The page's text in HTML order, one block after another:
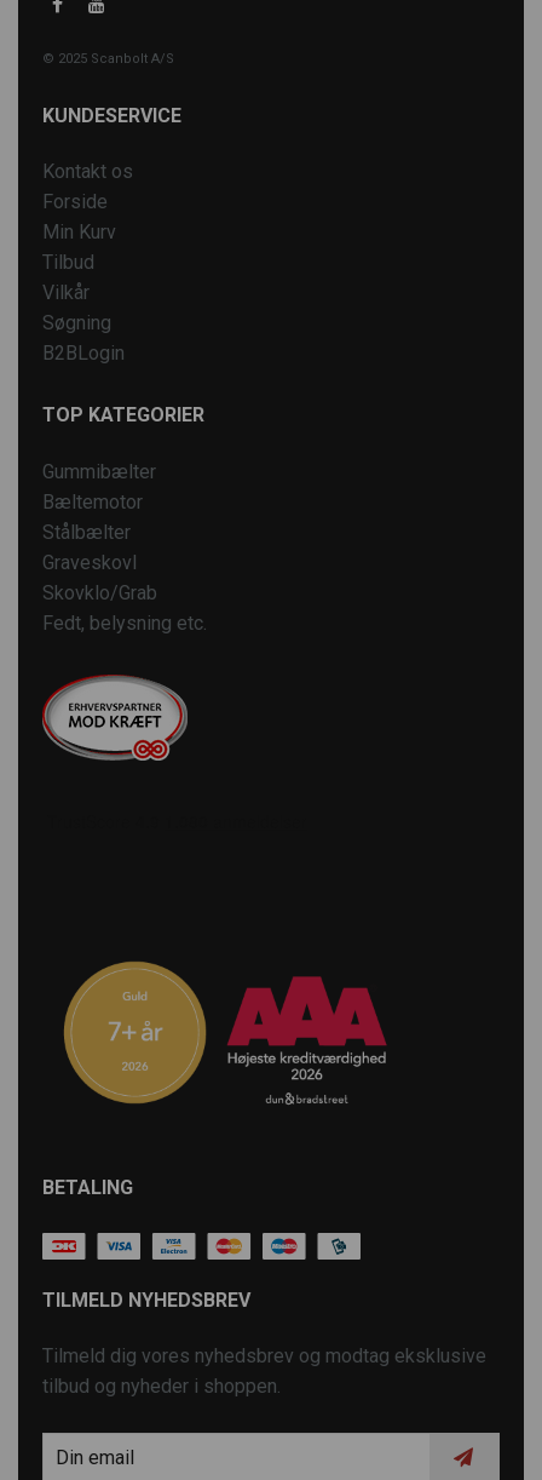
© 2025 Scanbolt A/S
KUNDESERVICE
Kontakt os
Forside
Min Kurv
Tilbud
Vilkår
Søgning
B2BLogin
TOP KATEGORIER
Gummibælter
Bæltemotor
Stålbælter
Graveskovl
Skovklo/Grab
Fedt, belysning etc.
BETALING
TILMELD NYHEDSBREV
Tilmeld dig vores nyhedsbrev og modtag eksklusive
tilbud og nyheder i shoppen.